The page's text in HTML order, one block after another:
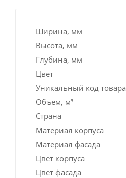
Ширина, мм
Высота, мм
Глубина, мм
Цвет
Уникальный код товара
Объем, м³
Страна
Материал корпуса
Материал фасада
Цвет корпуса
Цвет фасада